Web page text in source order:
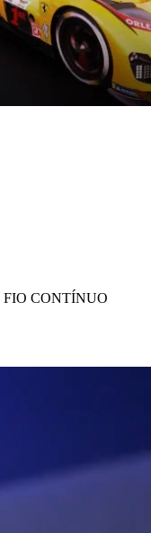
CONTÍNUO